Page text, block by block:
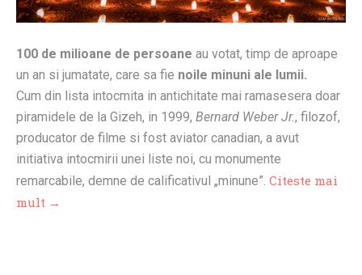
100 de milioane de persoane au votat, timp de aproape
un an si jumatate, care sa fie noile minuni ale lumii.
Cum din lista intocmita in antichitate mai ramasesera doar
piramidele de la Gizeh, in 1999, Bernard Weber Jr., filozof,
producator de filme si fost aviator canadian, a avut
initiativa intocmirii unei liste noi, cu monumente
remarcabile, demne de calificativul „minune”. Citeste mai
mult →